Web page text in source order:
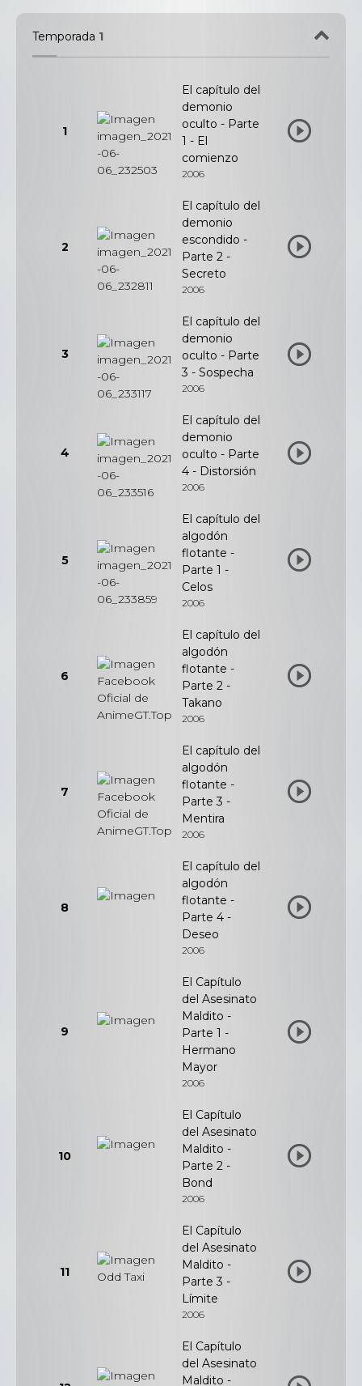
Temporada 1
1
El capítulo del
demonio
oculto - Parte
1 - El
comienzo
2006
2
El capítulo del
demonio
escondido -
Parte 2 -
Secreto
2006
3
El capítulo del
demonio
oculto - Parte
3 - Sospecha
2006
4
El capítulo del
demonio
oculto - Parte
4 - Distorsión
2006
5
El capítulo del
algodón
flotante -
Parte 1 -
Celos
2006
6
El capítulo del
algodón
flotante -
Parte 2 -
Takano
2006
7
El capítulo del
algodón
flotante -
Parte 3 -
Mentira
2006
8
El capítulo del
algodón
flotante -
Parte 4 -
Deseo
2006
9
El Capítulo
del Asesinato
Maldito -
Parte 1 -
Hermano
Mayor
2006
10
El Capítulo
del Asesinato
Maldito -
Parte 2 -
Bond
2006
11
El Capítulo
del Asesinato
Maldito -
Parte 3 -
Límite
2006
El Capítulo
del Asesinato
Maldito -